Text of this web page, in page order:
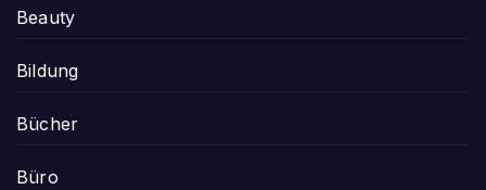
Beauty
Bildung
Bücher
Büro